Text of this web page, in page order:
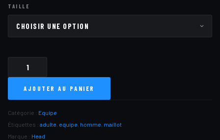
TAILLE
QUANTITÉ
DE
MAILLOT
HOMME
AJOUTER AU PANIER
Catégorie : Equipe
Étiquettes : adulte equipe homme maillot
Marque : Head